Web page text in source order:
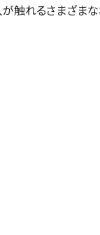
触れるさまざま